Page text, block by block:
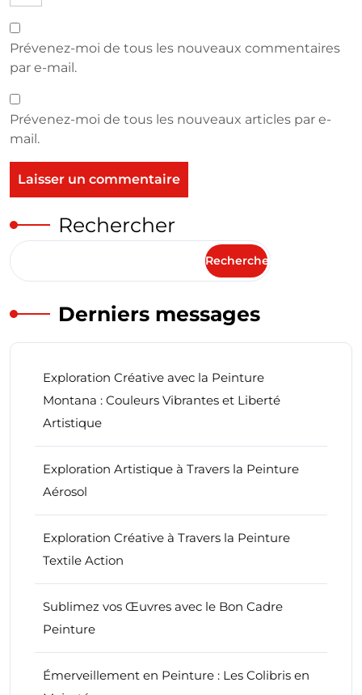
Prévenez-moi de tous les nouveaux commentaires
par e-mail.
Prévenez-moi de tous les nouveaux articles par e-
mail.
Rechercher
Rechercher
Derniers messages
Exploration Créative avec la Peinture
Montana : Couleurs Vibrantes et Liberté
Artistique
Exploration Artistique à Travers la Peinture
Aérosol
Exploration Créative à Travers la Peinture
Textile Action
Sublimez vos Œuvres avec le Bon Cadre
Peinture
Émerveillement en Peinture : Les Colibris en